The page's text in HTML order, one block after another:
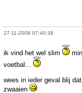
27-11-2008 07:40:38
ik vind het wel slim
voetbal...
wees in ieder geval blij
zwaaien